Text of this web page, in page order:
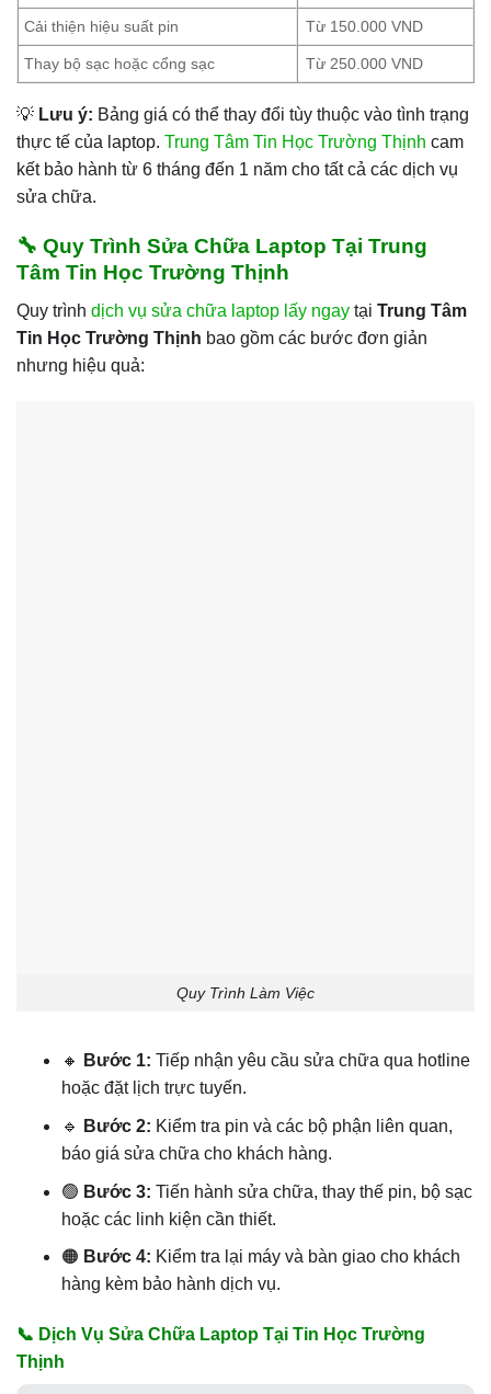
Cải thiện hiệu suất pin Từ 150.000 VND
Thay bộ sạc hoặc cổng sạc Từ 250.000 VND
💡 Lưu ý: Bảng giá có thể thay đổi tùy thuộc vào tình trạng
thực tế của laptop. Trung Tâm Tin Học Trường Thịnh cam
kết bảo hành từ 6 tháng đến 1 năm cho tất cả các dịch vụ
sửa chữa.
🔧 Quy Trình Sửa Chữa Laptop Tại Trung
Tâm Tin Học Trường Thịnh
Quy trình dịch vụ sửa chữa laptop lấy ngay tại Trung Tâm
Tin Học Trường Thịnh bao gồm các bước đơn giản
nhưng hiệu quả:
Quy Trình Làm Việc
🔸 Bước 1: Tiếp nhận yêu cầu sửa chữa qua hotline
hoặc đặt lịch trực tuyến.
🔹 Bước 2: Kiểm tra pin và các bộ phận liên quan,
báo giá sửa chữa cho khách hàng.
🟢 Bước 3: Tiến hành sửa chữa, thay thế pin, bộ sạc
hoặc các linh kiện cần thiết.
🟠 Bước 4: Kiểm tra lại máy và bàn giao cho khách
hàng kèm bảo hành dịch vụ.
📞 Dịch Vụ Sửa Chữa Laptop Tại Tin Học Trường
Thịnh